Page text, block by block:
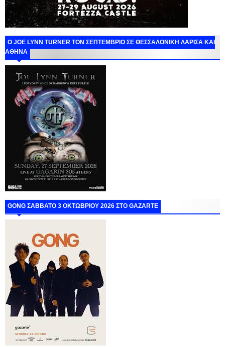
O JOE LYNN TURNER ΤΟΝ ΣΕΠΤΕΜΒΡΙΟ ΣΕ ΘΕΣΣΑΛΟΝΙΚΗ ΛΑΡΙΣΑ ΚΑΙ
ΑΘΗΝΑ
GONG ΣΑΒΒΑΤΟ 3 ΟΚΤΩΒΡΙΟΥ 2026 ΣΤΟ GAZARTE